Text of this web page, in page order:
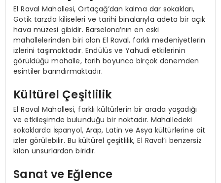
El Raval Mahallesi, Ortaçağ’dan kalma dar sokakları,
Gotik tarzda kiliseleri ve tarihi binalarıyla adeta bir açık
hava müzesi gibidir. Barselona’nın en eski
mahallelerinden biri olan El Raval, farklı medeniyetlerin
izlerini taşımaktadır. Endülüs ve Yahudi etkilerinin
görüldüğü mahalle, tarih boyunca birçok dönemden
esintiler barındırmaktadır.
Kültürel Çeşitlilik
El Raval Mahallesi, farklı kültürlerin bir arada yaşadığı
ve etkileşimde bulunduğu bir noktadır. Mahalledeki
sokaklarda İspanyol, Arap, Latin ve Asya kültürlerine ait
izler görülebilir. Bu kültürel çeşitlilik, El Raval’i benzersiz
kılan unsurlardan biridir.
Sanat ve Eğlence